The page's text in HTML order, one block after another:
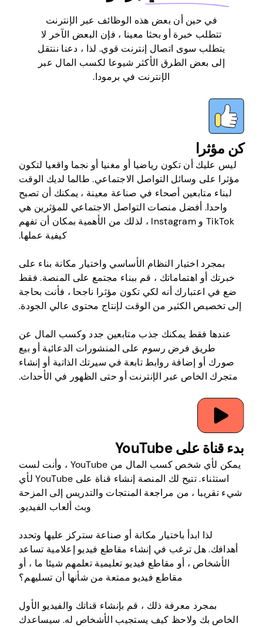
في حين أن بعض هذه الوظائف عبر الإنترنت
تتطلب خبرة أو بحثا معينا ، فإن البعض الآخر لا
يتطلب سوى اتصال إنترنت قوي. لذا ، دعنا ننتقل
إلى بعض الطرق الأكثر شيوعا لكسب المال عبر
الإنترنت في برمودا.
كن مؤثرا
ليس عليك أن تكون رياضيا أو مغنيا أو نجما واقعيا لتكون
مؤثرا على وسائل التواصل الاجتماعي. طالما لديك الوقت
لبناء متابعين أصحاء في صناعة معينة ، يمكنك أن تصبح
واحدا. أفضل منصات التواصل الاجتماعي للمؤثرين هي
TikTok و Instagram ، لذلك من الأهمية بمكان أن تفهم
كيفية عملها.
بمجرد اختيار النظام الأساسي واختيار مكانة بناء على
خبرتك أو اهتماماتك ، قم ببناء مجتمع على المنصة. فقط
ضع في اعتبارك أنه لكي تكون مؤثرا ناجحا ، فأنت بحاجة
إلى تخصيص الكثير من الوقت لإنتاج محتوى عالي الجودة.
عندها فقط يمكنك جذب متابعين جدد وكسب المال عن
طريق فرض رسوم على المنشورات الدعائية أو بيع
صورك أو إضافة روابط تابعة في سيرتك الذاتية أو إنشاء
متجرك الخاص عبر الإنترنت أو حتى الظهور في الأحداث.
بدء قناة على YouTube
يمكن لأي شخص كسب المال من YouTube ، وأنت لست
استثناء. تتيح لك المنصة إنشاء قناة على YouTube لأي
شيء تقريبا ، من مراجعة المنتجات والتدريس إلى المزحة
وبث ألعاب الفيديو.
لذا ابدأ باختيار مكانة أو صناعة ستركز عليها وتحدد
أهدافك. هل ترغب في إنشاء مقاطع فيديو إعلامية تساعد
الأشخاص ، أو مقاطع فيديو تعليمية تعلمهم شيئا ما ، أو
مقاطع فيديو ممتعة من شأنها أن تسليهم؟
بمجرد معرفة ذلك ، قم بإنشاء قناتك والفيديو الأول
الخاص بك ولاحظ كيف يستجيب الأشخاص له. سيساعدك